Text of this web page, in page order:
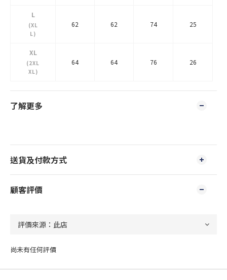
L
(XL
L)
62 62 74 25
XL
(2XL
XL)
64 64 76 26
了解更多
送貨及付款方式
顧客評價
尚未有任何評價